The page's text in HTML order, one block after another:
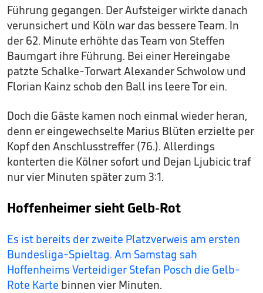
Führung gegangen. Der Aufsteiger wirkte danach
verunsichert und Köln war das bessere Team. In
der 62. Minute erhöhte das Team von Steffen
Baumgart ihre Führung. Bei einer Hereingabe
patzte Schalke-Torwart Alexander Schwolow und
Florian Kainz schob den Ball ins leere Tor ein.
Doch die Gäste kamen noch einmal wieder heran,
denn er eingewechselte Marius Blüten erzielte per
Kopf den Anschlusstreffer (76.). Allerdings
konterten die Kölner sofort und Dejan Ljubicic traf
nur vier Minuten später zum 3:1.
Hoffenheimer sieht Gelb-Rot
Es ist bereits der zweite Platzverweis am ersten
Bundesliga-Spieltag. Am Samstag sah
Hoffenheims Verteidiger Stefan Posch die Gelb-
Rote Karte binnen vier Minuten.